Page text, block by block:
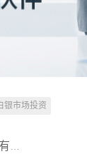
银市场投资
法